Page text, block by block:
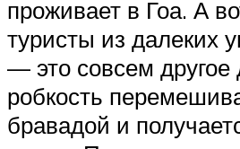
проживает в Гоа. А
туристы из далеких
— это совсем другое
робкость
бравадой и